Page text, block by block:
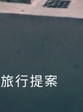
旅行提案